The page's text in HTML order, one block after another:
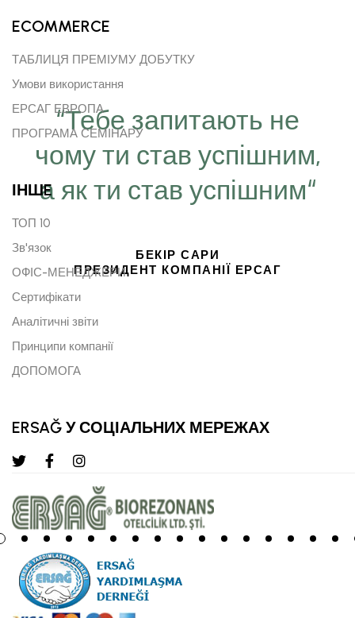
“Тебе запитають не
чому ти став успішним,
а як ти став успішним“
БЕКІР САРИ
ПРЕЗИДЕНТ КОМПАНІЇ ЕРСАГ
ECOMMERCE
ТАБЛИЦЯ ПРЕМІУМУ ДОБУТКУ
Умови використання
ЕРСАГ ЕВРОПА
ПРОГРАМА СЕМІНАРУ
ІНШE
ТОП 10
Зв'язок
ОФІС-МЕНЕДЖЕРИ
Сертифікати
Аналітичні звіти
Принципи компанії
ДОПОМОГА
ERSAĞ У СОЦІАЛЬНИХ МЕРЕЖАХ